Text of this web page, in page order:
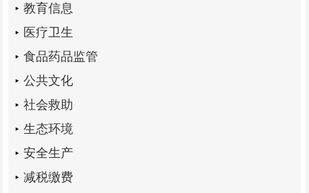
教育信息
医疗卫生
食品药品监管
公共文化
社会救助
生态环境
安全生产
减税缴费